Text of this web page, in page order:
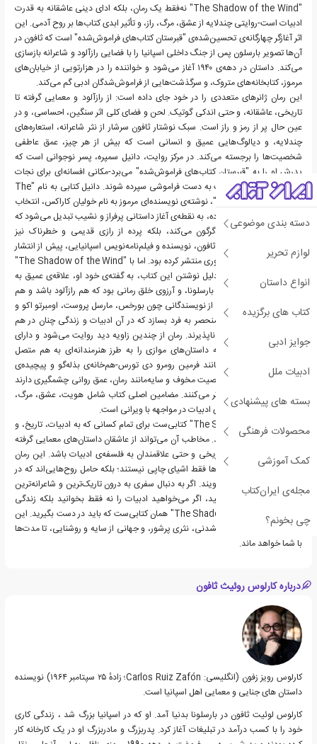
دسته بندی موضوعی
لوازم تحریر
انواع داستان
کتاب های برگزیده
جوایز ادبی
ادبیات ملل
بسته های پیشنهادی
محصولات فرهنگی
کمک آموزشی
مجله‌ی ایران‌کتاب
چی بخونم؟
"The Shadow of the Wind" نه‌فقط یک رمان، بلکه ادای دینی عاشقانه به قدرت
ادبیات است-روایتی چندلایه از عشق، مرگ، راز، و تأثیر ابدی کتاب‌ها بر روح آدمی. این
اثر آغازگر چهارگانه‌ی تحسین‌شده‌ی "قبرستان کتاب‌های فراموش‌شده" است که ثافون در
آن‌ها تصویر بارسلون پس از جنگ داخلی اسپانیا را با فضایی رازآلود و شاعرانه بازسازی
می‌کند. داستان در دهه‌ی ۱۹۴۰ آغاز می‌شود و خواننده را در هزارتویی از خیابان‌های
مرموز، کتابخانه‌های متروک، و سرگذشت‌هایی از فراموش‌شدگان ادبی گم می‌کند.
این رمان ژانرهای متعددی را در خود جای داده است: از رازآلود و معمایی گرفته تا
تاریخی، عاشقانه، و حتی اندکی گوتیک. لحن و فضای کلی اثر سنگین، احساسی، و در
عین حال پر از رمز و راز است. سبک نوشتار ثافون سرشار از نثر شاعرانه، استعاره‌های
چندلایه، و دیالوگ‌هایی عمیق و انسانی است که بیش از هر چیز، عمق عاطفی
شخصیت‌ها را برجسته می‌کند. در مرکز روایت، دانیل سمپره، پسر نوجوانی است که
پدرش او را به "قبرستان کتاب‌های فراموش‌شده" می‌برد-مکانی افسانه‌ای برای نجات
کتاب‌هایی که ممکن است به دست فراموشی سپرده شوند. دانیل کتابی به نام "The
Shadow of the Wind"، نوشته‌ی نویسنده‌ای مرموز به نام خولیان کاراکس، انتخاب
می‌کند. همین انتخاب ساده، به نقطه‌ی آغاز داستانی پرفراز و نشیب تبدیل می‌شود که
نه‌تنها زندگی دانیل را دگرگون می‌کند، بلکه پرده از رازی قدیمی و خطرناک نیز
برمی‌دارد. کارلوس روئیث ثافون، نویسنده و فیلم‌نامه‌نویس اسپانیایی، پیش از انتشار
این رمان، آثار نوجوان‌محوری منتشر کرده بود. اما با "The Shadow of the Wind"
به شهرتی جهانی رسید. دلیل نوشتن این کتاب، به گفته‌ی خود او، علاقه‌ی عمیق به
ادبیات کلاسیک، عشق به بارسلونا، و آرزوی خلق رمانی بود که هم رازآلود باشد و هم
ادبی. ثافون با تأثیر گرفتن از نویسندگانی چون بورخس، مارسل پروست، اومبرتو اکو و
دیکنز، موفق شد جهانی منحصر به فرد بسازد که در آن ادبیات و زندگی چنان در هم
تنیده‌اند که از هم جدایی‌ناپذیرند. رمان از چندین زاویه دید روایت می‌شود و دارای
ساختاری تو در توست که داستان‌های موازی را به طرز هنرمندانه‌ای به هم متصل
می‌کند. شخصیت‌هایی مانند فرمین رومرو دی تورس-هم‌خانه‌ی بذله‌گو و پیچیده‌ی
دانیل-و آنتونیو نریو، شخصیت مخوف و سایه‌مانند رمان، عمق روانی چشمگیری دارند
و رمز و راز روایت را قوی‌تر می‌کنند. مضامین اصلی کتاب شامل هویت، عشق، مرگ،
فراموشی، و قدرت بازسازی ادبیات در مواجهه با ویرانی است.
"The Shadow of the Wind" کتابی‌ست برای تمام کسانی که به ادبیات، تاریخ، و
رازهای انسانی علاقه‌مندند. مخاطب آن می‌تواند از عاشقان داستان‌های معمایی گرفته
تا دوستداران رمان‌های تاریخی و حتی علاقمندان به فلسفه‌ی ادبیات باشد. این رمان
یادآور این است که کتاب‌ها فقط اشیای چاپی نیستند؛ بلکه حامل روح‌هایی‌اند که در
گذر زمان با ما سخن می‌گویند. اگر به دنبال سفری به درون تاریک‌ترین و شاعرانه‌ترین
زوایای روح انسانی هستید، اگر می‌خواهید ادبیات را نه فقط بخوانید بلکه زندگی
کنید، "The Shadow of the Wind" همان کتابی‌ست که باید در دست بگیرید. این
کتاب، با قصه‌ای فراموش‌نشدنی، نثری پرشور، و جهانی از سایه و روشنایی، تا مدت‌ها
با شما خواهد ماند.
درباره کارلوس روئیث ثافون
کارلوس رویز زفون (انگلیسی: Carlos Ruiz Zafón؛ زادهٔ ۲۵ سپتامبر ۱۹۶۴) نویسنده
داستان های جنایی و معمایی اهل اسپانیا است.
کارلوس لوئیت ثافون در بارسلونا بدنیا آمد. او که در اسپانیا بزرگ شد ، زندگی کاری
خود را با کسب درآمد در تبلیغات آغاز کرد. پدربزرگ و مادربزرگ او در یک کارخانه کار